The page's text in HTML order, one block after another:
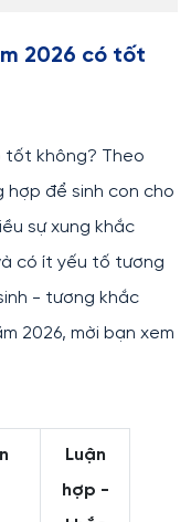
2026 có tốt
tốt không? Theo
hợp để sinh con cho
sự xung khắc
có ít yếu tố tương
- tương khắc
2026, mời bạn xem
Luận
hợp -